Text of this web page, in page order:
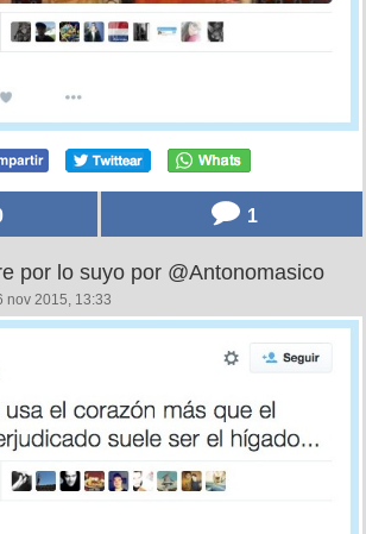
1
por lo suyo por @Antonomasico
nov 2015, 13:33